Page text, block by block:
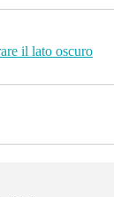
il lato oscuro